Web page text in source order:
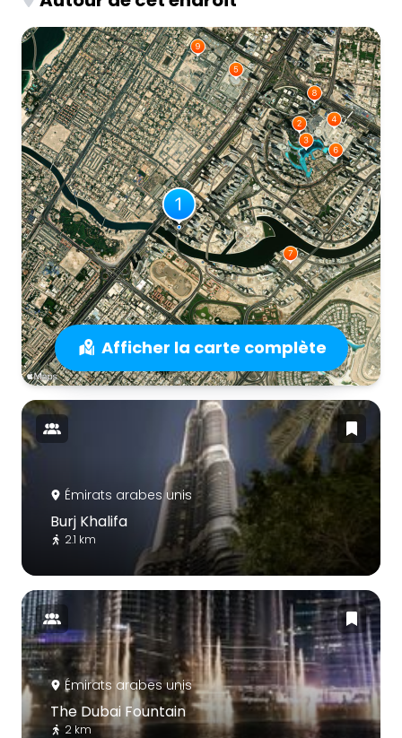
Afficher la carte complète
Émirats arabes unis
Burj Khalifa
2.1 km
Émirats arabes unis
The Dubai Fountain
2 km